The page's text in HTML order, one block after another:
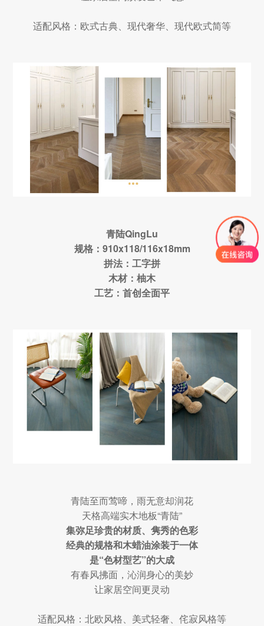
适配风格：欧式古典、现代奢华、现代欧式简等
青陆QingLu
规格：910x118/116x18mm
拼法：工字拼
木材：柚木
工艺：首创全面平
青陆至而莺啼，雨无意却润花
天格高端实木地板“青陆”
集弥足珍贵的材质、隽秀的色彩
经典的规格和木蜡油涂装于一体
是“色材型艺”的大成
有春风拂面，沁润身心的美妙
让家居空间更灵动
适配风格：北欧风格、美式轻奢、侘寂风格等